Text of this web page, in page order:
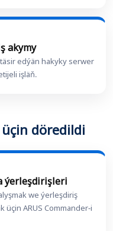
akymy
edýän hakyky serwer
işläň.
döredildi
ýerleşdirişleri
we ýerleşdiriş
ARUS Commander-i